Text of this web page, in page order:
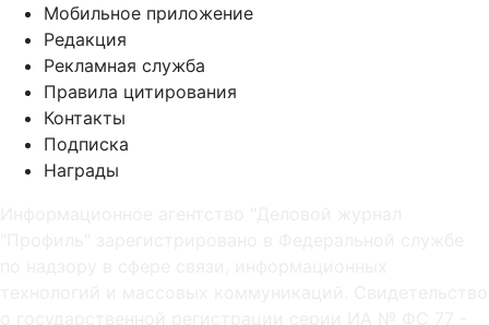
Мобильное приложение
Редакция
Рекламная служба
Правила цитирования
Контакты
Подписка
Награды